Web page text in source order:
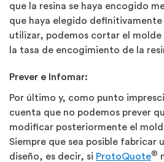
que la resina se haya encogido
que haya elegido definitivamente
utilizar, podemos cortar el
la tasa de encogimiento de la
Prever e Infomar:
Por último y, como punto
cuenta que no podemos prever
modificar posteriormente el
Siempre que sea posible fabricar
diseño, es decir, si ProtoQuote®